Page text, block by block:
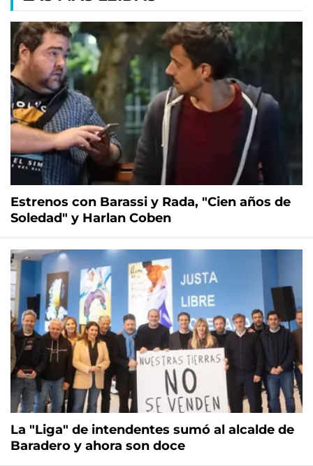
Estrenos con Barassi y Rada, "Cien años de
Soledad" y Harlan Coben
La "Liga" de intendentes sumó al alcalde de
Baradero y ahora son doce